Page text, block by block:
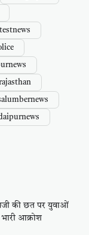
की छत पर युवाओं
आक्रोश